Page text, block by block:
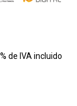
de IVA incluido